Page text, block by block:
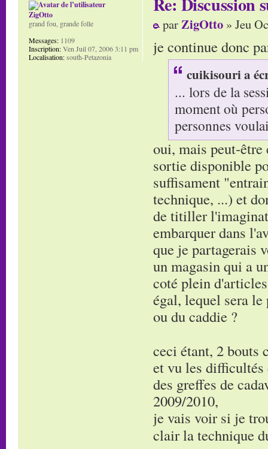
parZigOtto » Jeu
je continue donc
cuikisouri a
... lors de la
moment où
personnes
oui, mais peut-être
sortie disponible
suffisament
technique, ...) et
de titiller
embarquer dans
que je partagerais
un magasin qui a
coté plein
égal, lequel sera
ou du caddie ?
ceci étant, 2 bouts
et vu les difficultés
des greffes de
2009/2010,
je vais voir si je
clair la technique
ZigOtto
grand fou, grande folle
Messages: 1109
Inscription:Ven Juil 07, 2006 3:11 pm
Localisation:south-Petazonia